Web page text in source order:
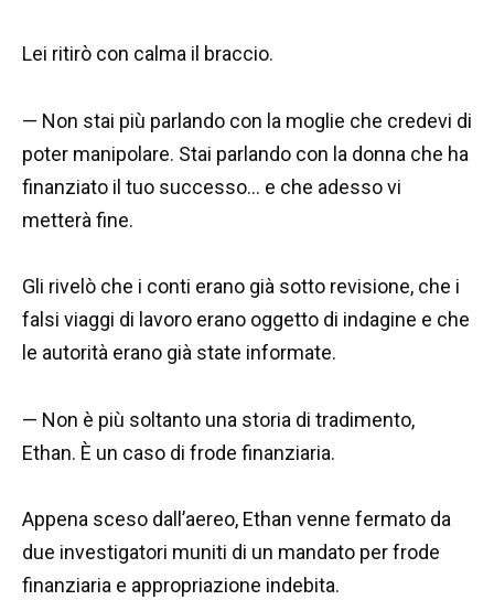
Lei ritirò con calma il braccio.
— Non stai più parlando con la moglie che credevi di
poter manipolare. Stai parlando con la donna che ha
finanziato il tuo successo… e che adesso vi
metterà fine.
Gli rivelò che i conti erano già sotto revisione, che i
falsi viaggi di lavoro erano oggetto di indagine e che
le autorità erano già state informate.
— Non è più soltanto una storia di tradimento,
Ethan. È un caso di frode finanziaria.
Appena sceso dall’aereo, Ethan venne fermato da
due investigatori muniti di un mandato per frode
finanziaria e appropriazione indebita.